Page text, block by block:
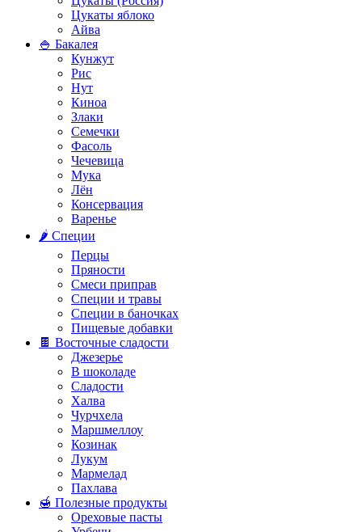
Цукаты яблоко
Айва
🍚 Бакалея
Кунжут
Рис
Нут
Киноа
Злаки
Семечки
Фасоль
Чечевица
Мука
Лён
Консервация
Варенье
🌶️ Специи
Перцы
Пряности
Смеси приправ
Специи и травы
Специи в баночках
Пищевые добавки
🍫 Восточные сладости
Джезерье
В шоколаде
Сладости
Халва
Чурчхела
Маршмеллоу
Козинак
Лукум
Мармелад
Пахлава
🍯 Полезные продукты
Ореховые пасты